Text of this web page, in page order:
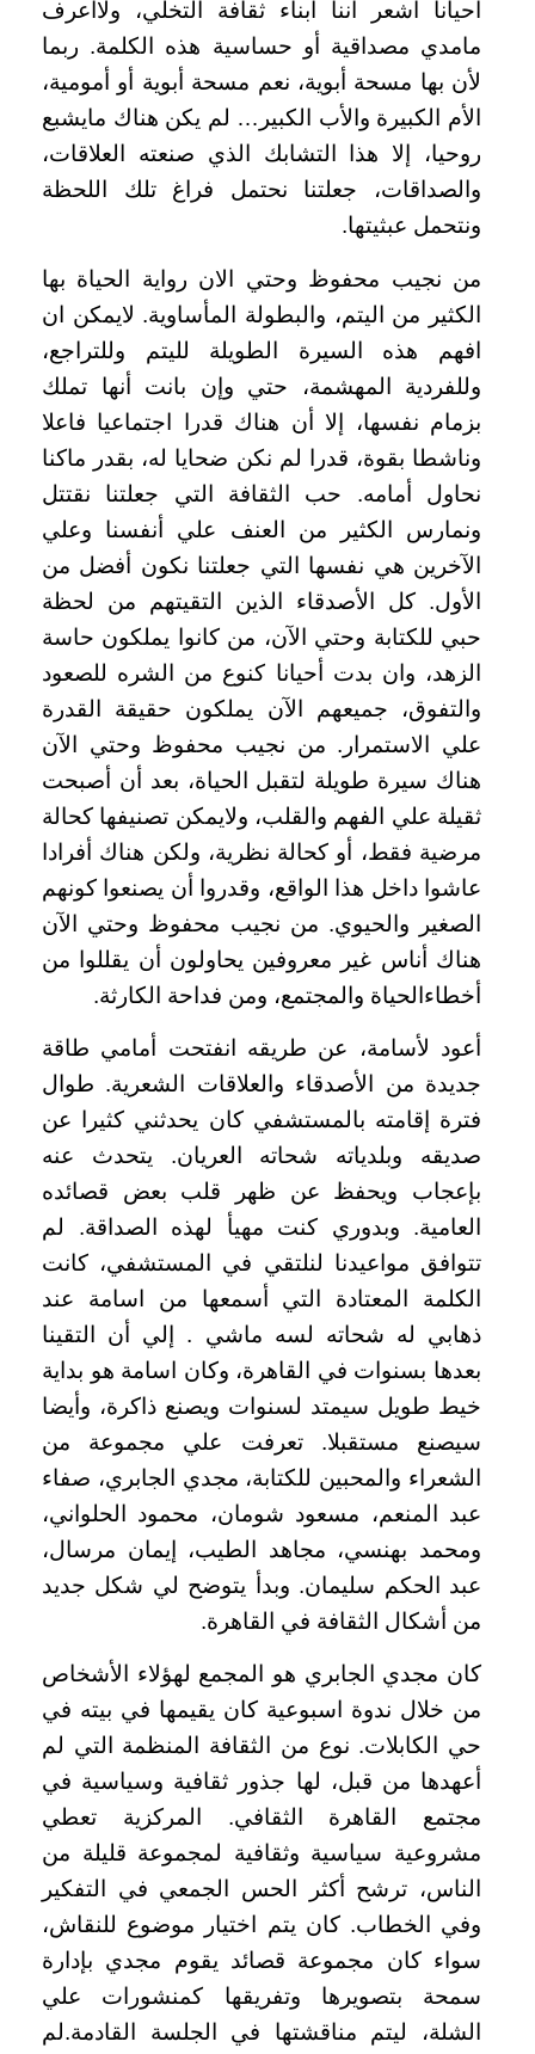
احيانا أشعر أننا أبناء ثقافة التخلي، ولاأعرف
مامدي مصداقية أو حساسية هذه الكلمة. ربما
لأن بها مسحة أبوية، نعم مسحة أبوية أو أمومية،
الأم الكبيرة والأب الكبير… لم يكن هناك مايشبع
روحيا، إلا هذا التشابك الذي صنعته العلاقات،
والصداقات، جعلتنا نحتمل فراغ تلك اللحظة
ونتحمل عبثيتها.
من نجيب محفوظ وحتي الان رواية الحياة بها
الكثير من اليتم، والبطولة المأساوية. لايمكن ان
افهم هذه السيرة الطويلة لليتم وللتراجع،
وللفردية المهشمة، حتي وإن بانت أنها تملك
بزمام نفسها، إلا أن هناك قدرا اجتماعيا فاعلا
وناشطا بقوة، قدرا لم نكن ضحايا له، بقدر ماكنا
نحاول أمامه. حب الثقافة التي جعلتنا نقتتل
ونمارس الكثير من العنف علي أنفسنا وعلي
الآخرين هي نفسها التي جعلتنا نكون أفضل من
الأول. كل الأصدقاء الذين التقيتهم من لحظة
حبي للكتابة وحتي الآن، من كانوا يملكون حاسة
الزهد، وان بدت أحيانا كنوع من الشره للصعود
والتفوق، جميعهم الآن يملكون حقيقة القدرة
علي الاستمرار. من نجيب محفوظ وحتي الآن
هناك سيرة طويلة لتقبل الحياة، بعد أن أصبحت
ثقيلة علي الفهم والقلب، ولايمكن تصنيفها كحالة
مرضية فقط، أو كحالة نظرية، ولكن هناك أفرادا
عاشوا داخل هذا الواقع، وقدروا أن يصنعوا كونهم
الصغير والحيوي. من نجيب محفوظ وحتي الآن
هناك أناس غير معروفين يحاولون أن يقللوا من
أخطاءالحياة والمجتمع، ومن فداحة الكارثة.
أعود لأسامة، عن طريقه انفتحت أمامي طاقة
جديدة من الأصدقاء والعلاقات الشعرية. طوال
فترة إقامته بالمستشفي كان يحدثني كثيرا عن
صديقه وبلدياته شحاته العريان. يتحدث عنه
بإعجاب ويحفظ عن ظهر قلب بعض قصائده
العامية. وبدوري كنت مهيأ لهذه الصداقة. لم
تتوافق مواعيدنا لنلتقي في المستشفي، كانت
الكلمة المعتادة التي أسمعها من اسامة عند
ذهابي له شحاته لسه ماشي . إلي أن التقينا
بعدها بسنوات في القاهرة، وكان اسامة هو بداية
خيط طويل سيمتد لسنوات ويصنع ذاكرة، وأيضا
سيصنع مستقبلا. تعرفت علي مجموعة من
الشعراء والمحبين للكتابة، مجدي الجابري، صفاء
عبد المنعم، مسعود شومان، محمود الحلواني،
ومحمد بهنسي، مجاهد الطيب، إيمان مرسال،
عبد الحكم سليمان. وبدأ يتوضح لي شكل جديد
من أشكال الثقافة في القاهرة.
كان مجدي الجابري هو المجمع لهؤلاء الأشخاص
من خلال ندوة اسبوعية كان يقيمها في بيته في
حي الكابلات. نوع من الثقافة المنظمة التي لم
أعهدها من قبل، لها جذور ثقافية وسياسية في
مجتمع القاهرة الثقافي. المركزية تعطي
مشروعية سياسية وثقافية لمجموعة قليلة من
الناس، ترشح أكثر الحس الجمعي في التفكير
وفي الخطاب. كان يتم اختيار موضوع للنقاش،
سواء كان مجموعة قصائد يقوم مجدي بإدارة
سمحة بتصويرها وتفريقها كمنشورات علي
الشلة، ليتم مناقشتها في الجلسة القادمة.لم